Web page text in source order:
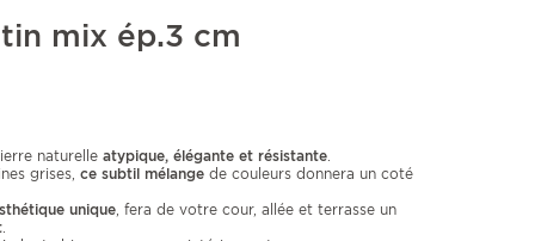
mix ép.3 cm
naturelle atypique, élégante et résistante.
grises, ce subtil mélange de couleurs donnera un coté
unique, fera de votre cour, allée et terrasse un
.